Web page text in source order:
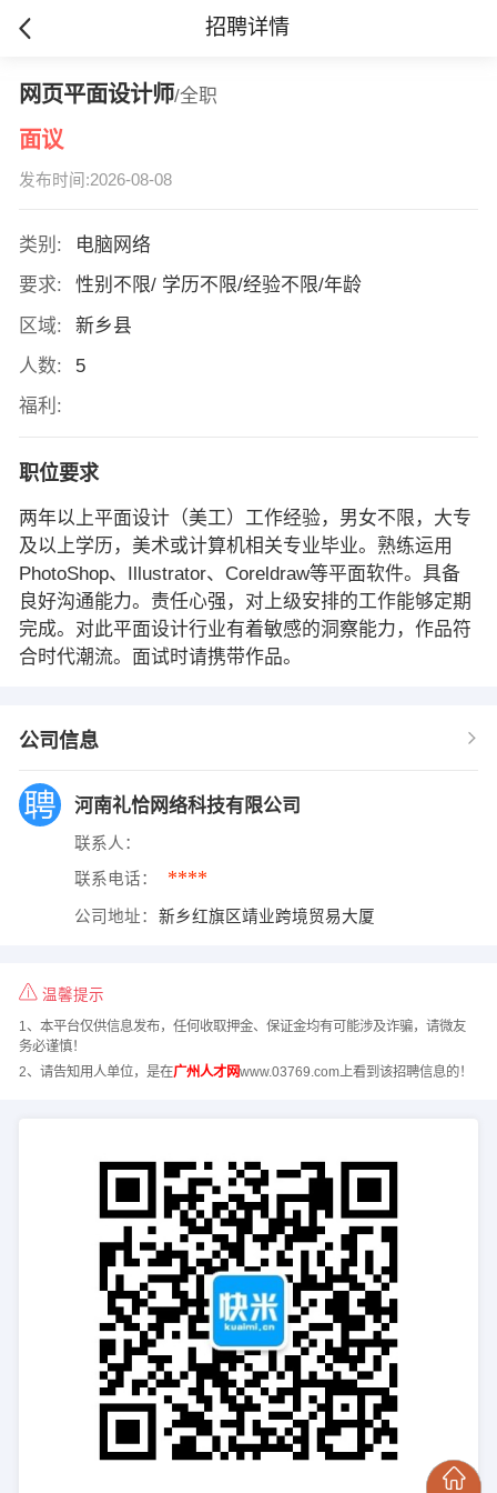
招聘详情
网页平面设计师/全职
面议
发布时间:2026-08-08
类别:
电脑网络
要求:
性别不限/ 学历不限/经验不限/年龄
区域:
新乡县
人数:
5
福利:
职位要求
两年以上平面设计（美工）工作经验，男女不限，大专
及以上学历，美术或计算机相关专业毕业。熟练运用
PhotoShop、Illustrator、Coreldraw等平面软件。具备
良好沟通能力。责任心强，对上级安排的工作能够定期
完成。对此平面设计行业有着敏感的洞察能力，作品符
合时代潮流。面试时请携带作品。
公司信息
河南礼恰网络科技有限公司
联系人：
联系电话： ****
公司地址： 新乡红旗区靖业跨境贸易大厦
温馨提示
1、本平台仅供信息发布，任何收取押金、保证金均有可能涉及诈骗，请微友
务必谨慎！
2、请告知用人单位，是在广州人才网www.03769.com上看到该招聘信息的！